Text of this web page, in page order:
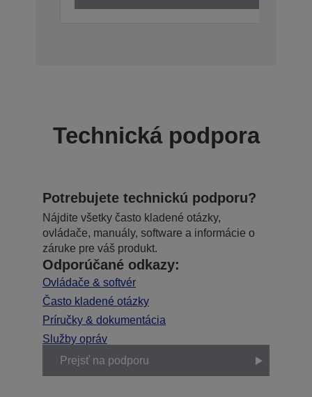
Technická podpora
Potrebujete technickú podporu?
Nájdite všetky často kladené otázky,
ovládače, manuály, software a informácie o
záruke pre váš produkt.
Odporúčané odkazy:
Ovládače & softvér
Často kladené otázky
Príručky & dokumentácia
Služby opráv
Prejsť na podporu